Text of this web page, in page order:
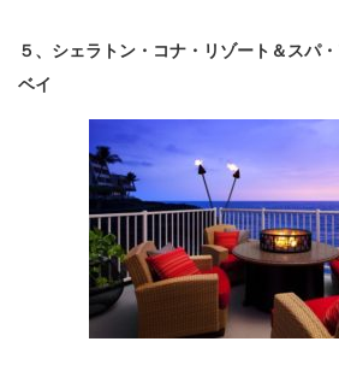
５、シェラトン・コナ・リゾート＆スパ
ベイ